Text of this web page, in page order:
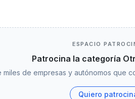
ESPACIO
Patrocina la categoría
miles de empresas y autónomos que
Quiero